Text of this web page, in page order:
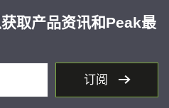
取产品资讯和Peak最
订阅